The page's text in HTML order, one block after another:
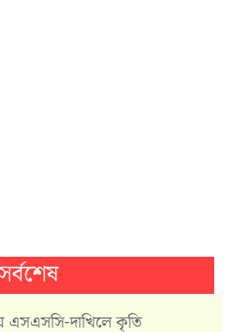
এসএসসি-দাখিলে কৃতি